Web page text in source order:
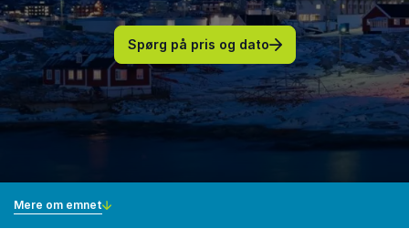
Spørg på pris og dato
Mere om emnet